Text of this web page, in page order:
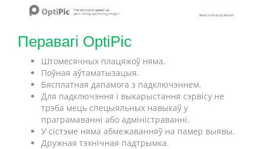
Перавагі OptiPic
Штомесячных плацяжоў няма.
Поўная аўтаматызацыя.
Бясплатная дапамога з падключэннем.
Для падключэння і выкарыстання сэрвісу не
трэба мець спецыяльных навыкаў у
праграмаванні або адміністраванні.
У сістэме няма абмежаванняў на памер выявы.
Дружная тэхнічная падтрымка.